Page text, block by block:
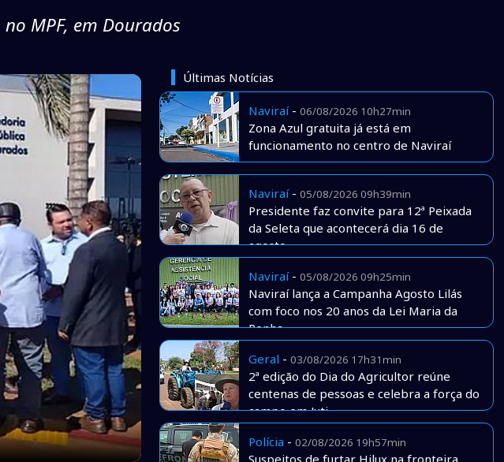
MPF, em Dourados
Últimas Notícias
Naviraí- 06/08/2026 10h27min
Zona Azul gratuita já está em
funcionamento no centro de Naviraí
Naviraí- 05/08/2026 09h39min
Presidente faz convite para 12ª Peixada
da Seleta que acontecerá dia 16 de
agosto
Naviraí- 05/08/2026 09h25min
Naviraí lança a Campanha Agosto Lilás
com foco nos 20 anos da Lei Maria da
Penha
Geral - 03/08/2026 17h31min
2ª edição do Dia do Agricultor reúne
centenas de pessoas e celebra a força do
campo em Juti
Polícia - 02/08/2026 19h57min